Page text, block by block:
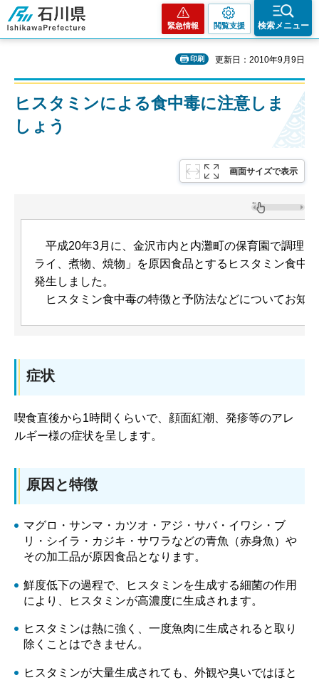
石川県
緊急情報 閲覧支援 検索メニュー
印刷 更新日：2010年9月9日
ヒスタミンによる食中毒に注意しま
しょう
画面サイズで表示
平成20年3月に、金沢市内と内灘町の保育園で調理
ライ、煮物、焼物」を原因食品とするヒスタミン食中
発生しました。
ヒ スタミン食中毒の特徴と予防法などについてお知
症状
喫食直後から1時間くらいで、顔面紅潮、発疹等のアレ
ルギー様の症状を呈します。
原因と特徴
マグロ・サンマ・カツオ・アジ・サバ・イワシ・ブ
リ・シイラ・カジキ・サワラなどの青魚（赤身魚）や
その加工品が原因食品となります。
鮮度低下の過程で、ヒスタミンを生成する細菌の作用
により、ヒスタミンが高濃度に生成されます。
ヒスタミンは熱に強く、一度魚肉に生成されると取り
除くことはできません。
ヒスタミンが大量生成されても、外観や臭いではほと